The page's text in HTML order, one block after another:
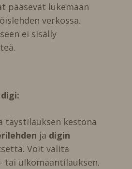
pääsevät lukemaan
verkossa.
ei sisälly
täystilauksen kestona
ja digin
Voit valita
tai ulkomaantilauksen.